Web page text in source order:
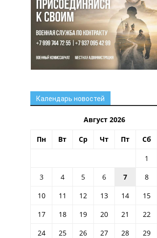
Календарь новостей
Август 2026
Пн Вт Ср Чт Пт Сб
1
3
4 5 6 7 8
10
11 12 13 14 15
17
18 19 20 21 22
24
25 26 27 28 29